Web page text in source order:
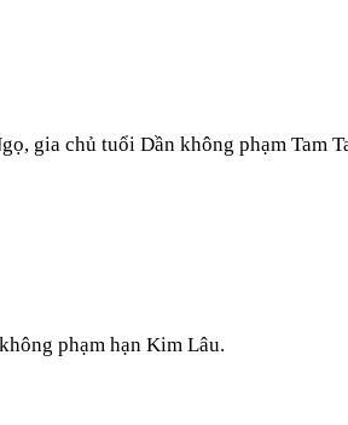
gia chủ tuổi Dần không phạm Tam
phạm hạn Kim Lâu.